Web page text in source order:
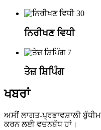
30
ਨਿਰੀਖਣ ਵਿਧੀ
7
ਤੇਜ਼ ਸ਼ਿਪਿੰਗ
ਖਬਰਾਂ
ਅਸੀਂ ਲਾਗਤ-ਪ੍ਰਭਾਵਸ਼ਾਲੀ
ਕਰਨ ਲਈ ਵਚਨਬੱਧ ਹਾਂ।